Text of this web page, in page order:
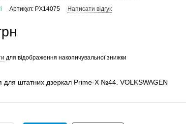
Артикул: PX14075 Написати відгук
для відображення накопичувальної знижки
для штатних дзеркал Prime-X №44. VOLKSWAGEN